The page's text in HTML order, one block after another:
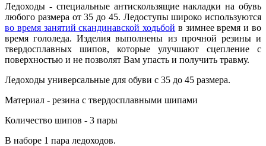
Ледоходы - специальные антискользящие накладки на обувь
любого размера от 35 до 45. Ледоступы широко используются
во время занятий скандинавской ходьбой в зимнее время и во
время гололеда. Изделия выполнены из прочной резины и
твердосплавных шипов, которые улучшают сцепление с
поверхностью и не позволят Вам упасть и получить травму.
Ледоходы универсальные для обуви с 35 до 45 размера.
Материал - резина с твердосплавными шипами
Количество шипов - 3 пары
В наборе 1 пара ледоходов.